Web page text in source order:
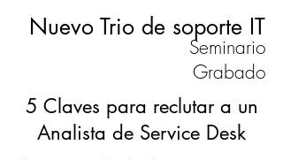
5 Claves para reclutar a un
Analista de Service Desk
Nuevo Trio de soporte IT
Seminario
Grabado